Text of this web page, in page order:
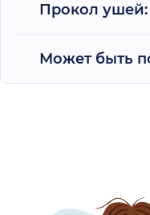
Прокол
Может быть